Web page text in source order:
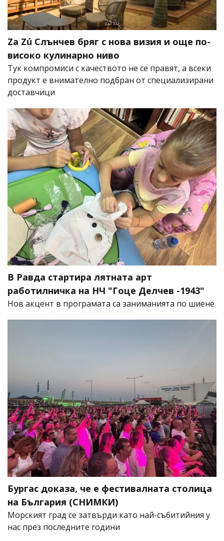
Za Zú Слънчев бряг с нова визия и още по-
високо кулинарно ниво
Тук компромиси с качеството не се правят, а всеки
продукт е внимателно подбран от специализирани
доставчици
В Равда стартира лятната арт
работилничка на НЧ "Гоце Делчев -1943"
Нов акцент в програмата са заниманията по шиене
Бургас доказа, че е фестивалната столица
на България (СНИМКИ)
Морският град се затвърди като най-събитийния у
нас през последните години